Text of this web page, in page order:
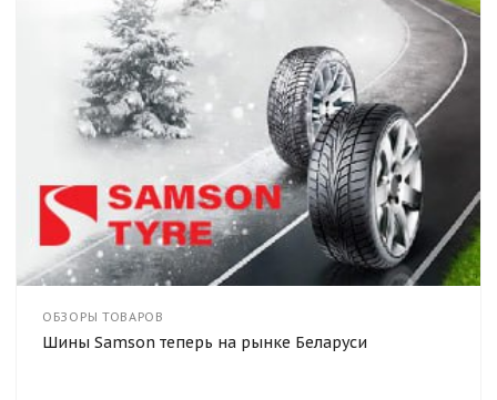
ОБЗОРЫ ТОВАРОВ
Шины Samson теперь на рынке Беларуси